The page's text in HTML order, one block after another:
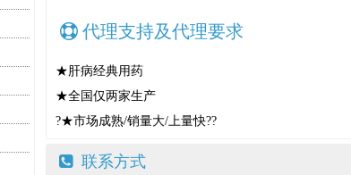
代理支持及代理要求
★肝病经典用药
★全国仅两家生产
?★市场成熟/销量大/上量快??
联系方式